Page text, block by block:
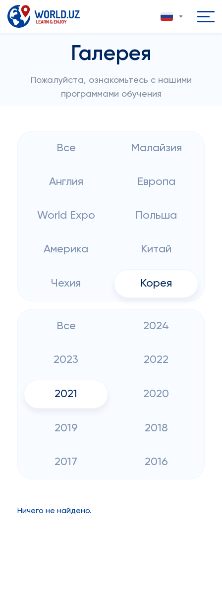
Галерея
Пожалуйста, ознакомьтесь с нашими
программами обучения
Все Малайзия
Англия Европа
World Expo Польша
Америка Китай
Чехия Корея
Все 2024
2023 2022
2021 2020
2019 2018
2017 2016
Ничего не найдено.